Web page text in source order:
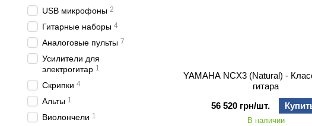
YAMAHA NCX3 (Natural) -
гитара
56 520 грн/шт.
В наличии
USB микрофоны 2
Гитарные наборы 4
Аналоговые пульты 7
Усилители для
электрогитар 1
Скрипки 4
Альты 1
Виолончели 1